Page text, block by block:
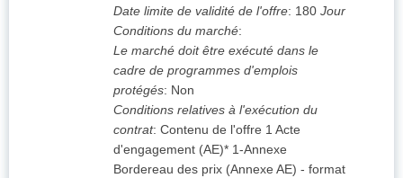
Date limite de validité de l'offre: 180 Jour
Conditions du marché:
Le marché doit être exécuté dans le
cadre de programmes d'emplois
protégés: Non
Conditions relatives à l'exécution du
contrat: Contenu de l'offre 1 Acte
d'engagement (AE)* 1-Annexe
Bordereau des prix (Annexe AE) - format